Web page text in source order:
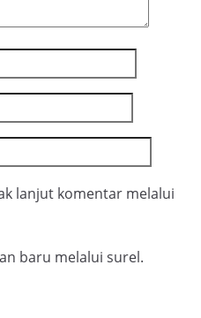
lanjut komentar melalui
baru melalui surel.